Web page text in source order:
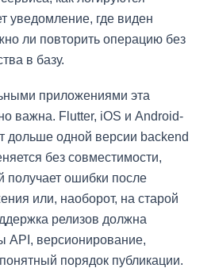
уведомление, где виден
ли повторить операцию без
в базу.
приложениями эта
важна. Flutter, iOS и Android-
дольше одной версии backend
без совместимости,
получает ошибки после
или, наоборот, на старой
релизов должна
API, версионирование,
порядок публикации.